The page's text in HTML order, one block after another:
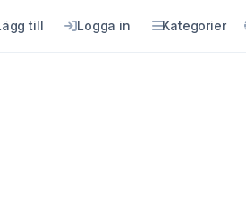
till Logga in Kategorier